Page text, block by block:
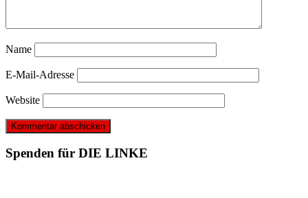
Name
E-Mail-Adresse
Website
Spenden für DIE LINKE